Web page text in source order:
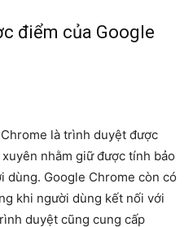
điểm của Google
là trình duyệt được
nhằm giữ được tính bảo
dùng. Google Chrome còn có
khi người dùng kết nối với
duyệt cũng cung cấp